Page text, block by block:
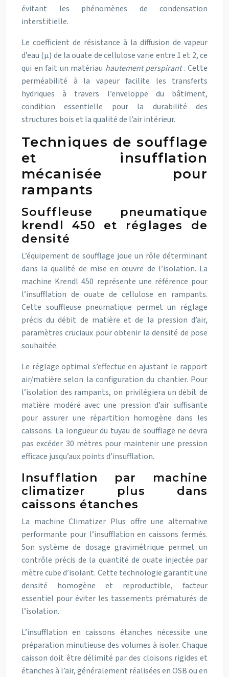
évitant les phénomènes de condensation
interstitielle.
Le coefficient de résistance à la diffusion de vapeur
d’eau (μ) de la ouate de cellulose varie entre 1 et 2, ce
qui en fait un matériau hautement perspirant. Cette
perméabilité à la vapeur facilite les transferts
hydriques à travers l’enveloppe du bâtiment,
condition essentielle pour la durabilité des
structures bois et la qualité de l’air intérieur.
Techniques de soufflage
et insufflation
mécanisée pour
rampants
Souffleuse pneumatique
krendl 450 et réglages de
densité
L’équipement de soufflage joue un rôle déterminant
dans la qualité de mise en œuvre de l’isolation. La
machine Krendl 450 représente une référence pour
l’insufflation de ouate de cellulose en rampants.
Cette souffleuse pneumatique permet un réglage
précis du débit de matière et de la pression d’air,
paramètres cruciaux pour obtenir la densité de pose
souhaitée.
Le réglage optimal s’effectue en ajustant le rapport
air/matière selon la configuration du chantier. Pour
l’isolation des rampants, on privilégiera un débit de
matière modéré avec une pression d’air suffisante
pour assurer une répartition homogène dans les
caissons. La longueur du tuyau de soufflage ne devra
pas excéder 30 mètres pour maintenir une pression
efficace jusqu’aux points d’insufflation.
Insufflation par machine
climatizer plus dans
caissons étanches
La machine Climatizer Plus offre une alternative
performante pour l’insufflation en caissons fermés.
Son système de dosage gravimétrique permet un
contrôle précis de la quantité de ouate injectée par
mètre cube d’isolant. Cette technologie garantit une
densité homogène et reproductible, facteur
essentiel pour éviter les tassements prématurés de
l’isolation.
L’insufflation en caissons étanches nécessite une
préparation minutieuse des volumes à isoler. Chaque
caisson doit être délimité par des cloisons rigides et
étanches à l’air, généralement réalisées en OSB ou en